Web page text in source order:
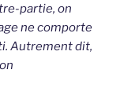
partie, on
ne comporte
Autrement dit,